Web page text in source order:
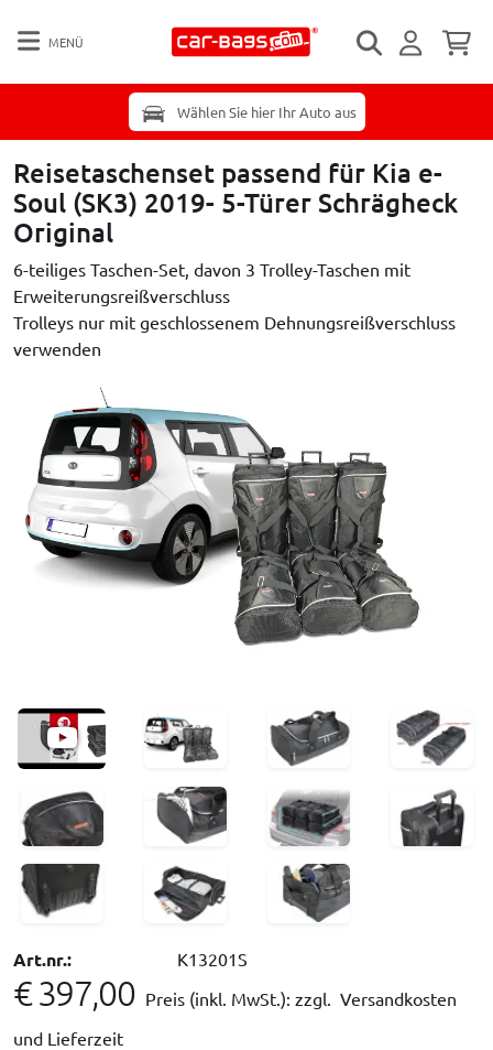
MENÜ
Wählen Sie hier Ihr Auto aus
Reisetaschenset passend für Kia e-
Soul (SK3) 2019- 5-Türer Schrägheck
Original
6-teiliges Taschen-Set, davon 3 Trolley-Taschen mit
Erweiterungsreißverschluss
Trolleys nur mit geschlossenem Dehnungsreißverschluss
verwenden
Art.nr.: K13201S
€ 397,00 Preis (inkl. MwSt.): zzgl. Versandkosten
und Lieferzeit